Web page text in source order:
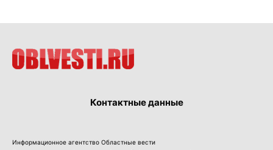
Контактные данные
Информационное агентство Областные вести